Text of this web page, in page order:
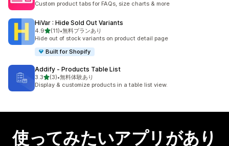
Custom product tabs for FAQs, size charts & more
HiVar : Hide Sold Out Variants
4.95つ星中
(11)
合計レビュー数：11件
•無料プランあり
Hide out of stock variants on product detail page
Built for Shopify
Addify ‑ Products Table List
3.35つ星中
(3)
合計レビュー数：3件
•無料体験あり
Display & customize products in a table list view.
使ってみたいアプリがあり